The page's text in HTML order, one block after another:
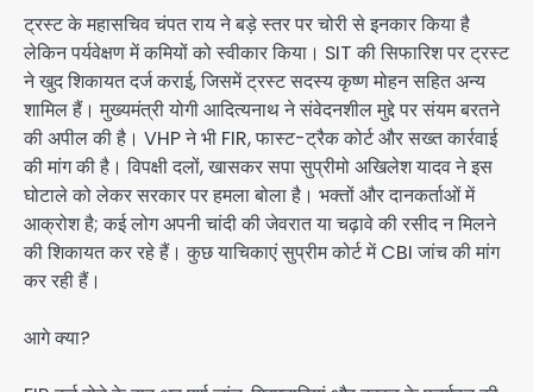
ट्रस्ट के महासचिव चंपत राय ने बड़े स्तर पर चोरी से इनकार किया है
लेकिन पर्यवेक्षण में कमियों को स्वीकार किया। SIT की सिफारिश पर ट्रस्ट
ने खुद शिकायत दर्ज कराई, जिसमें ट्रस्ट सदस्य कृष्ण मोहन सहित अन्य
शामिल हैं। मुख्यमंत्री योगी आदित्यनाथ ने संवेदनशील मुद्दे पर संयम बरतने
की अपील की है। VHP ने भी FIR, फास्ट-ट्रैक कोर्ट और सख्त कार्रवाई
की मांग की है। विपक्षी दलों, खासकर सपा सुप्रीमो अखिलेश यादव ने इस
घोटाले को लेकर सरकार पर हमला बोला है। भक्तों और दानकर्ताओं में
आक्रोश है; कई लोग अपनी चांदी की जेवरात या चढ़ावे की रसीद न मिलने
की शिकायत कर रहे हैं। कुछ याचिकाएं सुप्रीम कोर्ट में CBI जांच की मांग
कर रही हैं।
आगे क्या?